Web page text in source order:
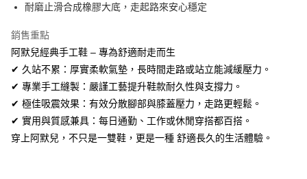
玉山商業銀行
星展（台灣）商業銀行
台灣樂天信用卡公司
相關說明
【關於「AFTEE先享後付」】
AFTEE先享後付是「在收到商品之後才付款」的支付方式。 讓您購物簡單
便利好安心！
１．簡單：不需註冊會員、不需綁卡、不需儲值。
２．便利：只要手機號碼，簡訊認證，即可結帳。
３．安心：先確認商品／服務後，再付款。
【「AFTEE先享後付」結帳流程】
ATM付款
運送方式
全家取貨付款
每筆NT$60，滿NT$1,380(含以上)免運費
耐磨止滑合成橡膠大底，走起路來安心穩定
銷售重點
阿默兒經典手工鞋 – 專為舒適耐走而生
✔ 久站不累：厚實柔軟氣墊，長時間走路或站立能減緩壓力。
✔ 專業手工縫製：嚴謹工藝提升鞋款耐久性與支撐力。
✔ 極佳吸震效果：有效分散腳部與膝蓋壓力，走路更輕鬆。
✔ 實用與質感兼具：每日通勤、工作或休閒穿搭都百搭。
穿上阿默兒，不只是一雙鞋，更是一種 舒適長久的生活體驗。